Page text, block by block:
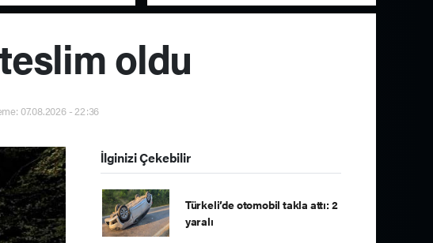
oldu
07.08.2026 - 22:36
İlginizi Çekebilir
Türkeli’de otomobil takla attı: 2
yaralı